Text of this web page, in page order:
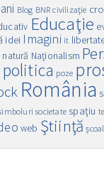
Blog BNR civilizaţie
Educaţie
idei Imagini it
natură Naţionalism
politica poze
România
societate spaţiu
web Ştiinţă